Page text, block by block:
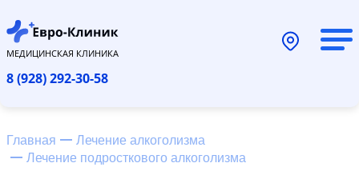
МЕДИЦИНСКАЯ КЛИНИКА
8 (928) 292-30-58
Главная
Лечение алкоголизма
Лечение подросткового алкоголизма